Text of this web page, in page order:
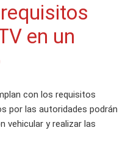
en un
con los requisitos
por las autoridades podrán
vehicular y realizar las